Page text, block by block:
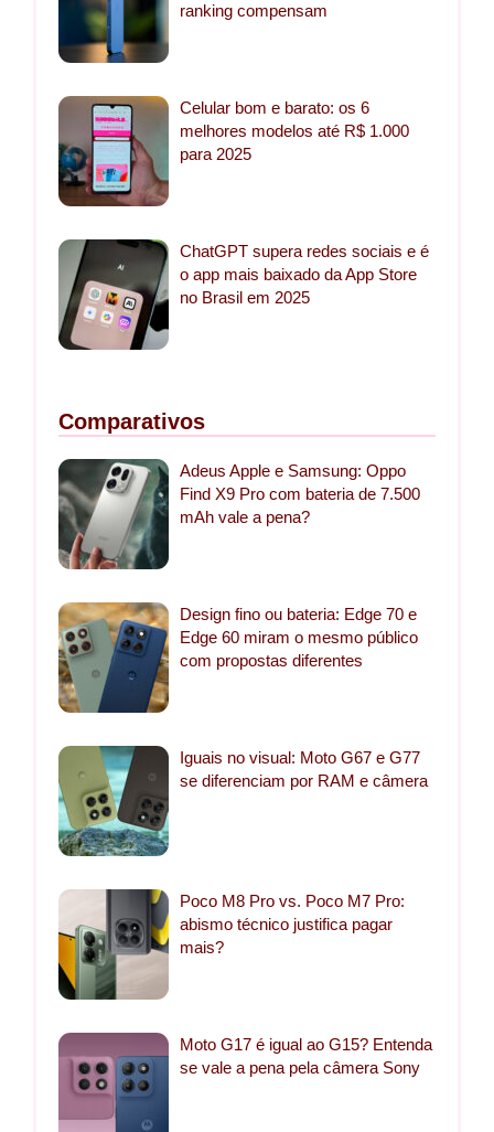
ranking compensam
Celular bom e barato: os 6
melhores modelos até R$ 1.000
para 2025
ChatGPT supera redes sociais e é
o app mais baixado da App Store
no Brasil em 2025
Comparativos
Adeus Apple e Samsung: Oppo
Find X9 Pro com bateria de 7.500
mAh vale a pena?
Design fino ou bateria: Edge 70 e
Edge 60 miram o mesmo público
com propostas diferentes
Iguais no visual: Moto G67 e G77
se diferenciam por RAM e câmera
Poco M8 Pro vs. Poco M7 Pro:
abismo técnico justifica pagar
mais?
Moto G17 é igual ao G15? Entenda
se vale a pena pela câmera Sony